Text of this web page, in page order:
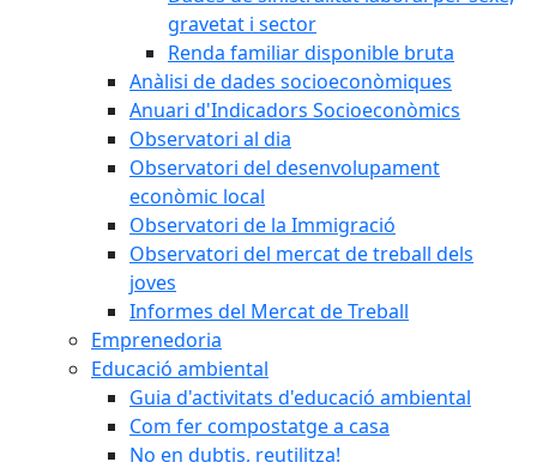
gravetat i sector
Renda familiar disponible bruta
Anàlisi de dades socioeconòmiques
Anuari d'Indicadors Socioeconòmics
Observatori al dia
Observatori del desenvolupament
econòmic local
Observatori de la Immigració
Observatori del mercat de treball dels
joves
Informes del Mercat de Treball
Emprenedoria
Educació ambiental
Guia d'activitats d'educació ambiental
Com fer compostatge a casa
No en dubtis, reutilitza!